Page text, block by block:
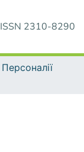
ISSN 2310-8290
Персоналії